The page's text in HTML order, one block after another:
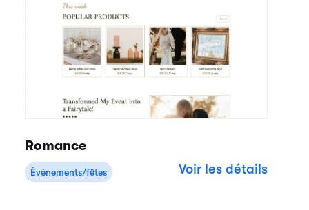
Romance
Événements/fêtes Voir les détails